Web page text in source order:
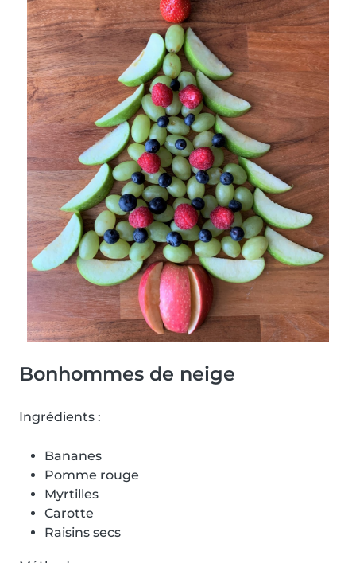
Bonhommes de neige
Ingrédients :
Bananes
Pomme rouge
Myrtilles
Carotte
Raisins secs